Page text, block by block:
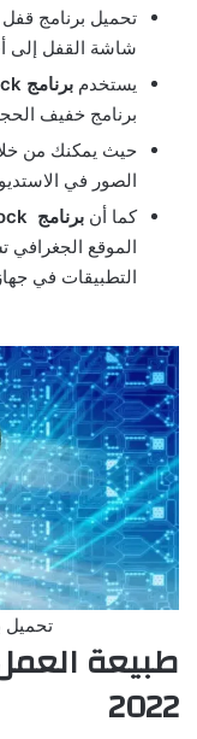
تحميل برنامج
شاشة القفل إلى
يستخدم برنامج
برنامج خفيف
حيث يمكنك من
الصور في
كما أن برنامج
الموقع الجغرافي
التطبيقات في
تحميل
2022